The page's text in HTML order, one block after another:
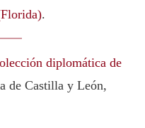
.
diplomática de
de Castilla y León,